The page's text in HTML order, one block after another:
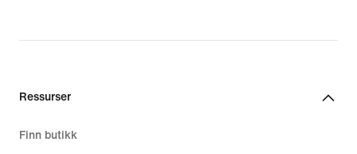
3 549,00 kr
Ressurser
Finn butikk